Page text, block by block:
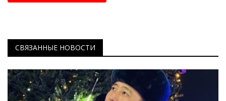
СВЯЗАННЫЕ НОВОСТИ